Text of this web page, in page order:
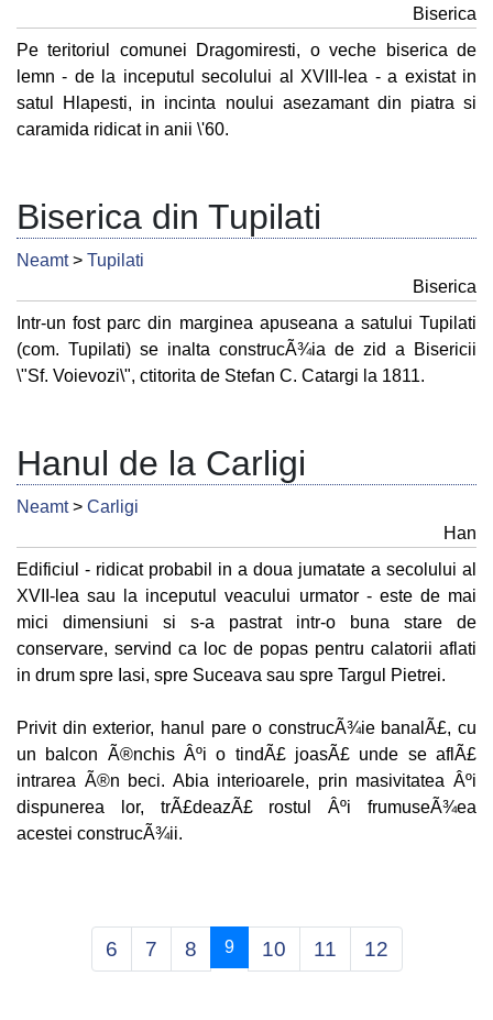
Biserica
Pe teritoriul comunei Dragomiresti, o veche biserica de
lemn - de la inceputul secolului al XVIII-lea - a existat in
satul Hlapesti, in incinta noului asezamant din piatra si
caramida ridicat in anii \'60.
Biserica din Tupilati
Neamt> Tupilati
Biserica
Intr-un fost parc din marginea apuseana a satului Tupilati
(com. Tupilati) se inalta construcÃ¾ia de zid a Bisericii
\"Sf. Voievozi\", ctitorita de Stefan C. Catargi la 1811.
Hanul de la Carligi
Neamt> Carligi
Han
Edificiul - ridicat probabil in a doua jumatate a secolului al
XVII-lea sau la inceputul veacului urmator - este de mai
mici dimensiuni si s-a pastrat intr-o buna stare de
conservare, servind ca loc de popas pentru calatorii aflati
in drum spre Iasi, spre Suceava sau spre Targul Pietrei.
Privit din exterior, hanul pare o construcÃ¾ie banalÃ£, cu
un balcon Ã®nchis Âºi o tindÃ£ joasÃ£ unde se aflÃ£
intrarea Ã®n beci. Abia interioarele, prin masivitatea Âºi
dispunerea lor, trÃ£deazÃ£ rostul Âºi frumuseÃ¾ea
acestei construcÃ¾ii.
6 7 8 9(current)
10 11 12